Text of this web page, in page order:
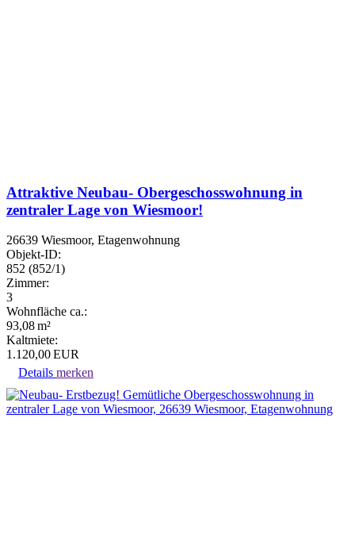
Attraktive Neubau- Obergeschosswohnung in
zentraler Lage von Wiesmoor!
26639 Wiesmoor, Etagenwohnung
Objekt-ID:
852 (852/1)
Zimmer:
3
Wohnfläche ca.:
93,08 m²
Kaltmiete:
1.120,00 EUR
Details merken